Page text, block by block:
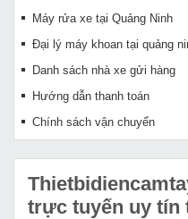
Máy rửa xe tại Quảng Ninh
Đại lý máy khoan tại quảng
Danh sách nhà xe gửi hàng
Hướng dẫn thanh toán
Chính sách vận chuyển
trực tuyến uy tín